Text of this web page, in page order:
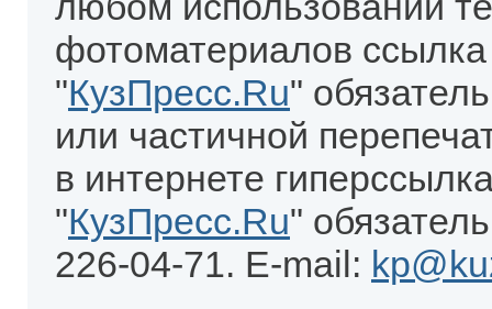
фотоматериалов
"КузПресс.Ru"
или частичной
в интернете
"КузПресс.Ru"
226-04-71. E-mail: